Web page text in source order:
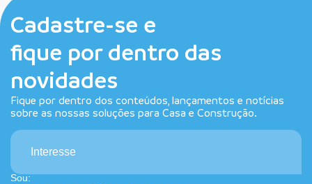
Cadastre-se e
fique por dentro das
novidades
Fique por dentro dos conteúdos, lançamentos e notícias
sobre as nossas soluções para Casa e Construção.
Interesse
Sou: